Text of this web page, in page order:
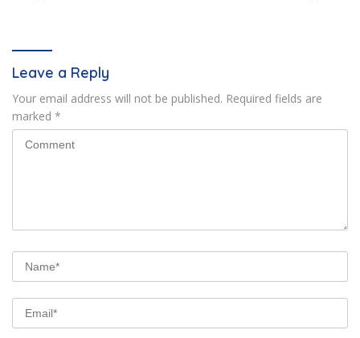
Leave a Reply
Your email address will not be published. Required fields are
marked *